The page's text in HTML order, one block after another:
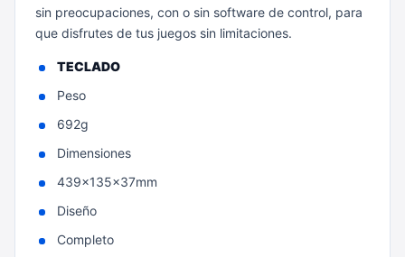
sin preocupaciones, con o sin software de control, para
que disfrutes de tus juegos sin limitaciones.
TECLADO
Peso
692g
Dimensiones
439x135x37mm
Diseño
Completo